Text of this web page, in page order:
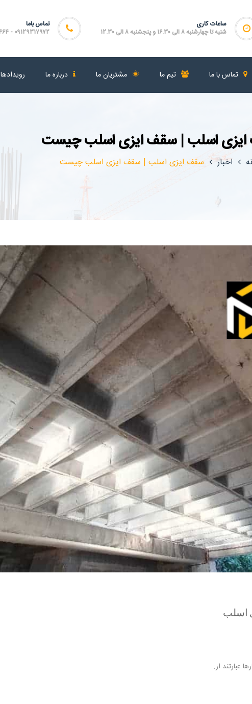
تماس باما
۰۹۱۲۹۳۱۷۹۷۲ - ۰۹۱۲۹۳۱۷۴۶۴
ساعات کاری
شنبه تا چهارشنبه ۸ الی ۱۶.۳۰ و پنجشنبه ۸ الی ۱۲.۳۰
تماس با ما تیم ما مشتریان ما درباره ما رویدادها
اسلب | سقف ایزی اسلب چیست
اخبار سقف ایزی اسلب | سقف ایزی اسلب چیست
اسلب
عبارتند از: